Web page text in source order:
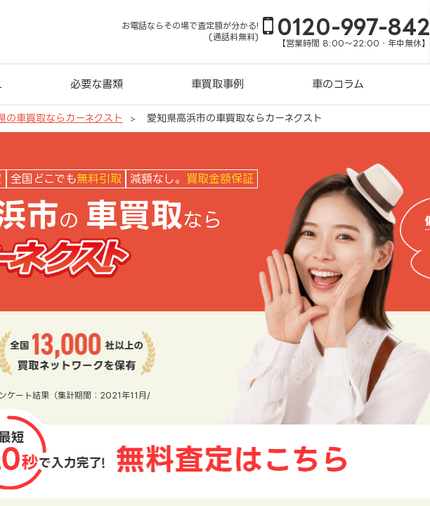
お電話ならその場で査定額が分かる!
(通話料無料)
0120-997-842
【営業時間 8:00～22:00・年中無休】
必要な書類 車買取事例 車のコラム
の車買取ならカーネクスト 愛知県高浜市の車買取ならカーネクスト
全国どこでも無料引取 減額なし。 買取金額保証
市の 車買取なら
ケート結果（集計期間：2021年11月/